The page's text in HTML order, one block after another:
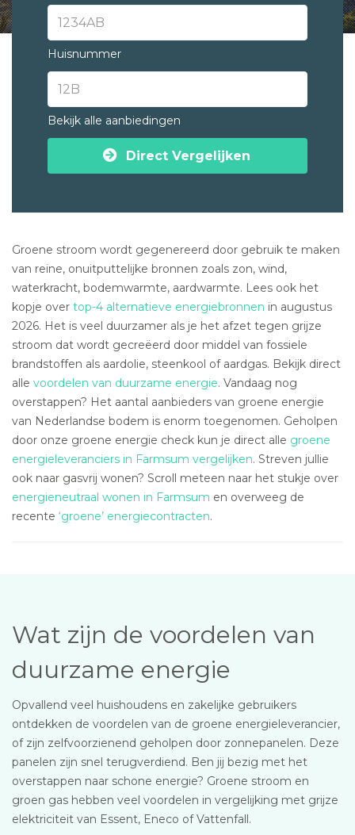
Huisnummer
Bekijk alle aanbiedingen
Direct Vergelijken
Groene stroom wordt gegenereerd door gebruik te maken
van reine, onuitputtelijke bronnen zoals zon, wind,
waterkracht, bodemwarmte, aardwarmte. Lees ook het
kopje over top-4 alternatieve energiebronnen in augustus
2026. Het is veel duurzamer als je het afzet tegen grijze
stroom dat wordt gecreëerd door middel van fossiele
brandstoffen als aardolie, steenkool of aardgas. Bekijk direct
alle voordelen van duurzame energie. Vandaag nog
overstappen? Het aantal aanbieders van groene energie
van Nederlandse bodem is enorm toegenomen. Geholpen
door onze groene energie check kun je direct alle groene
energieleveranciers in Farmsum vergelijken. Streven jullie
ook naar gasvrij wonen? Scroll meteen naar het stukje over
energieneutraal wonen in Farmsum en overweeg de
recente ‘groene’ energiecontracten.
Wat zijn de voordelen van
duurzame energie
Opvallend veel huishoudens en zakelijke gebruikers
ontdekken de voordelen van de groene energieleverancier,
of zijn zelfvoorzienend geholpen door zonnepanelen. Deze
panelen zijn snel terugverdiend. Ben jij bezig met het
overstappen naar schone energie? Groene stroom en
groen gas hebben veel voordelen in vergelijking met grijze
elektriciteit van Essent, Eneco of Vattenfall.